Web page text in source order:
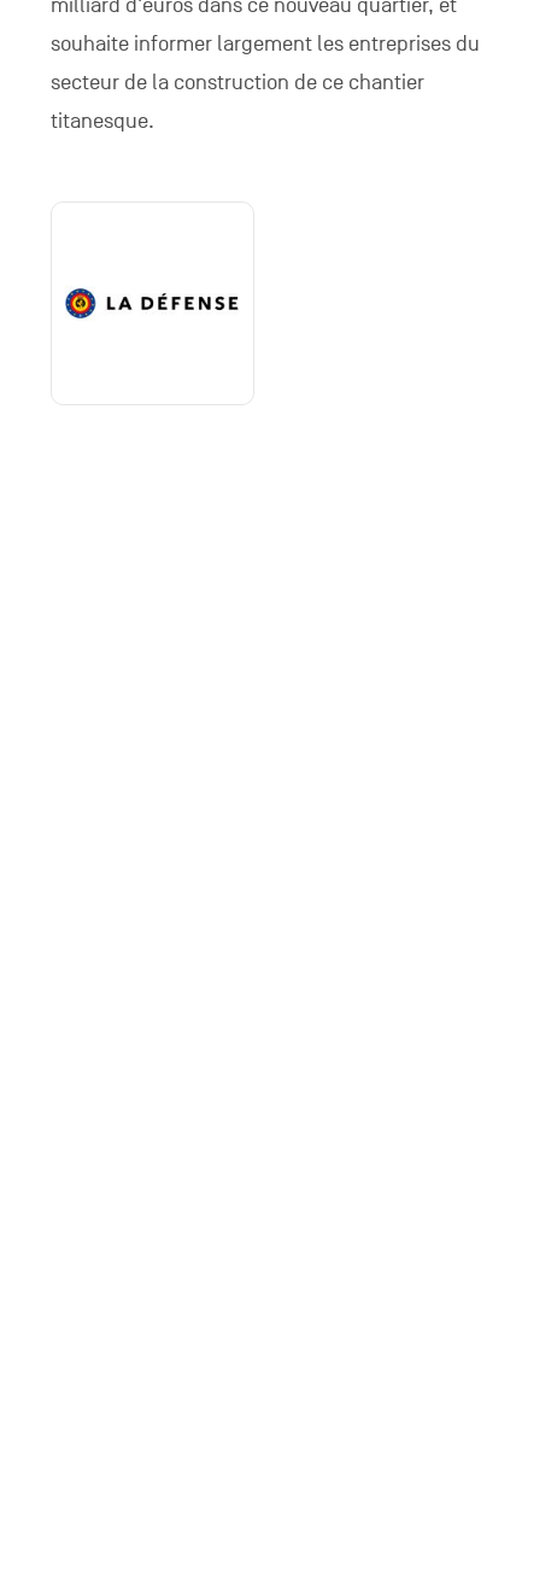
souhaite informer largement les entreprises du
secteur de la construction de ce chantier
titanesque.